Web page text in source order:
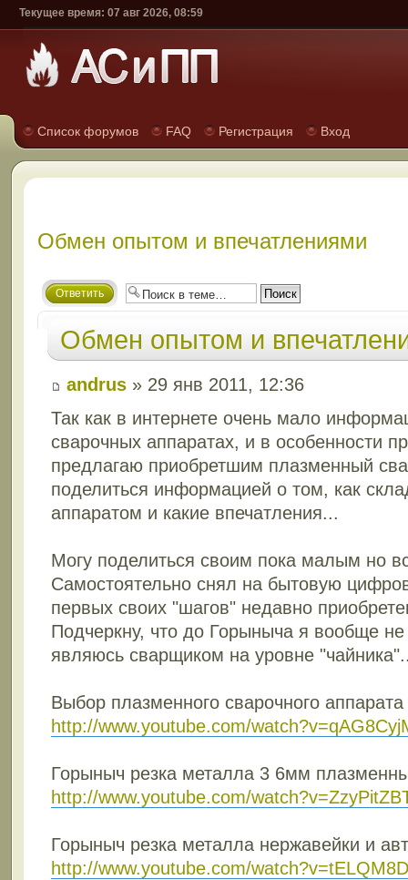
Текущее время: 07 авг 2026, 08:59
Список форумов FAQ Регистрация Вход
Обмен опытом и впечатлениями
Ответить
Обмен опытом и
andrus» 29 янв 2011, 12:36
Так как в интернете очень мало
сварочных аппаратах, и в особенности
предлагаю приобретшим плазменный
поделиться информацией о том, как
аппаратом и какие впечатления...
Могу поделиться своим пока малым но
Самостоятельно снял на бытовую
первых своих "шагов" недавно
Подчеркну, что до Горыныча я вообще
являюсь сварщиком на уровне
Выбор плазменного сварочного
http://www.youtube.com/
Горыныч резка металла 3 6мм
http://www.youtube.com/
Горыныч резка металла нержавейки и
http://www.youtube.com/